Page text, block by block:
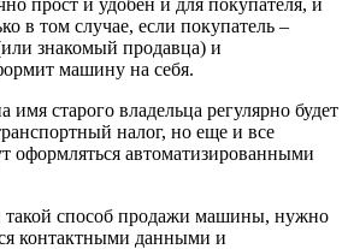
прост и удобен и для покупателя, и
в том случае, если покупатель –
знакомый продавца) и
машину на себя.
старого владельца регулярно будет
налог, но еще и все
оформляться автоматизированными
такой способ продажи машины, нужно
контактными данными и